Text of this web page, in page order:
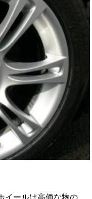
イールは高価な物の